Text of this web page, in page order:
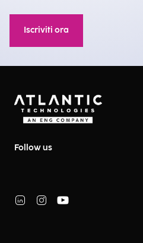
Iscriviti ora
Follow us